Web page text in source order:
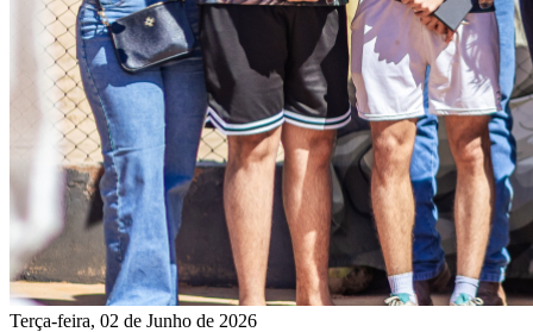
Terça-feira, 02 de Junho de 2026